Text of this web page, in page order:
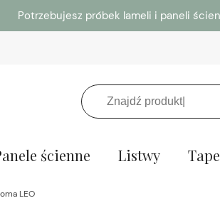
Potrzebujesz próbek lameli i paneli
ścienne Listwy
LEO